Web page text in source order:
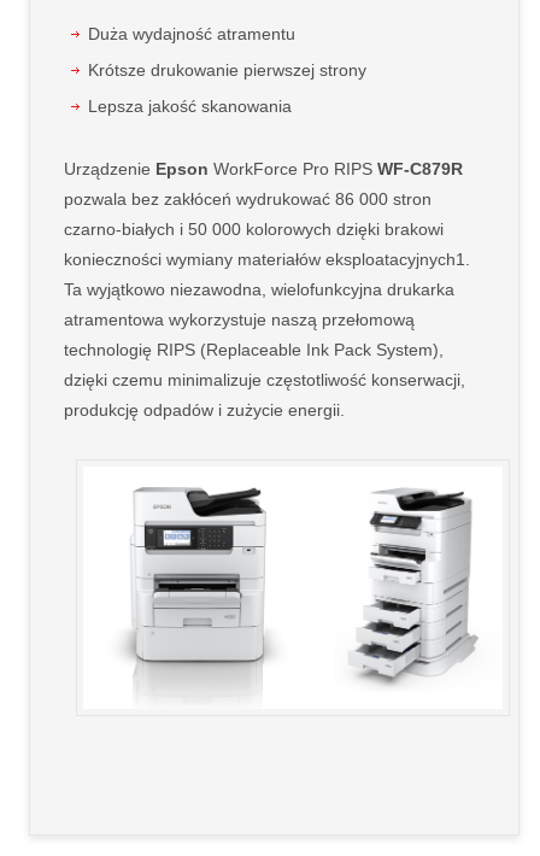
Duża wydajność atramentu
Krótsze drukowanie pierwszej strony
Lepsza jakość skanowania
Urządzenie Epson WorkForce Pro RIPSWF-C879R
pozwala bez zakłóceń wydrukować 86 000 stron
czarno-białych i 50 000 kolorowych dzięki brakowi
konieczności wymiany materiałów eksploatacyjnych1.
Ta wyjątkowo niezawodna, wielofunkcyjna drukarka
atramentowa wykorzystuje naszą przełomową
technologię RIPS (Replaceable Ink Pack System),
dzięki czemu minimalizuje częstotliwość konserwacji,
produkcję odpadów i zużycie energii.